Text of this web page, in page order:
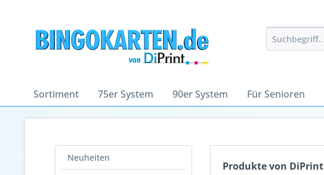
Sortiment 75er System 90er System Für Senioren
Neuheiten
Produkte von DiPrint